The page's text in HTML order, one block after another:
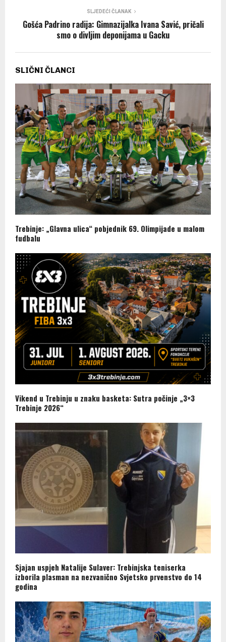
SLJEDEĆI ČLANAK
Gošća Padrino radija: Gimnazijalka Ivana Savić, pričali
smo o divljim deponijama u Gacku
SLIČNI ČLANCI
Trebinje: „Glavna ulica“ pobjednik 69. Olimpijade u malom
fudbalu
Vikend u Trebinju u znaku basketa: Sutra počinje „3×3
Trebinje 2026“
Sjajan uspjeh Natalije Sulaver: Trebinjska teniserka
izborila plasman na nezvanično Svjetsko prvenstvo do 14
godina